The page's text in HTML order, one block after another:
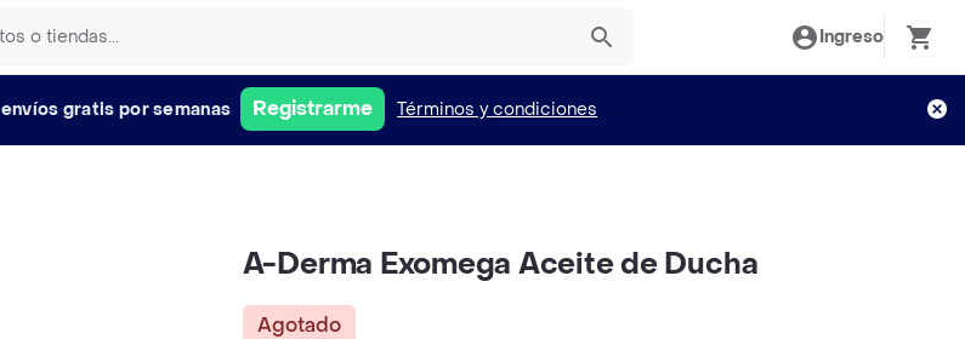
Ingreso
envíos gratis por semanas Registrarme Términos y condiciones
A-Derma Exomega Aceite de Ducha
Agotado